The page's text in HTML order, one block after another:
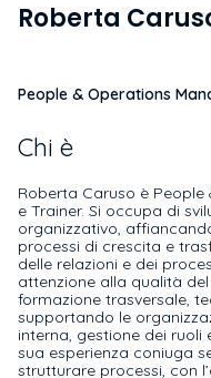
Roberta
People & Operations
Chi è
Roberta Caruso è People
e Trainer. Si occupa di
organizzativo,
processi di crescita e
delle relazioni e dei
attenzione alla qualità
formazione trasversale,
supportando le
interna, gestione dei ruoli
sua esperienza coniuga
strutturare processi, con